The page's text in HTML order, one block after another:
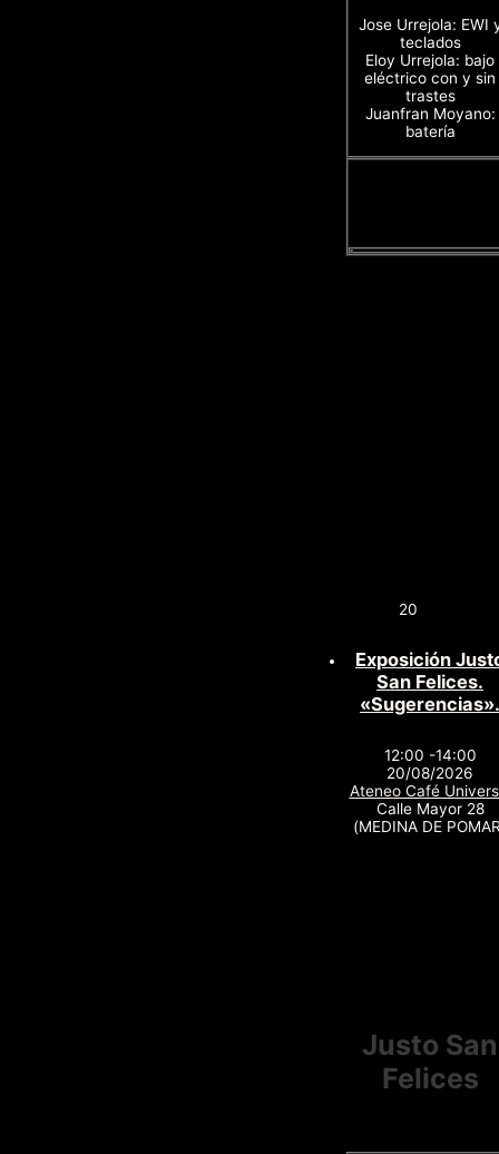
Jose Urrejola: EWI
teclados
Eloy Urrejola: bajo
eléctrico con y sin
trastes
Juanfran Moyano:
batería
20
Exposición
San Felices.
«Sugerencias».
12:00 -14:00
20/08/2026
Ateneo Café
Calle Mayor 28
(MEDINA DE
Justo San
Felices